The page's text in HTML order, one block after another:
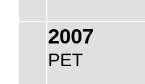
2007
PET